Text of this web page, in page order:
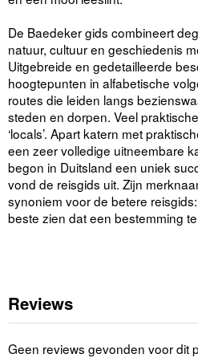
De Baedeker gids combineert
natuur, cultuur en geschiedenis
Uitgebreide en gedetailleerde
hoogtepunten in alfabetische
routes die leiden langs
steden en dorpen. Veel
‘locals’. Apart katern met
een zeer volledige uitneembare
begon in Duitsland een uniek
vond de reisgids uit. Zijn
synoniem voor de betere
beste zien dat een bestemming
Reviews
Geen reviews gevonden voor dit